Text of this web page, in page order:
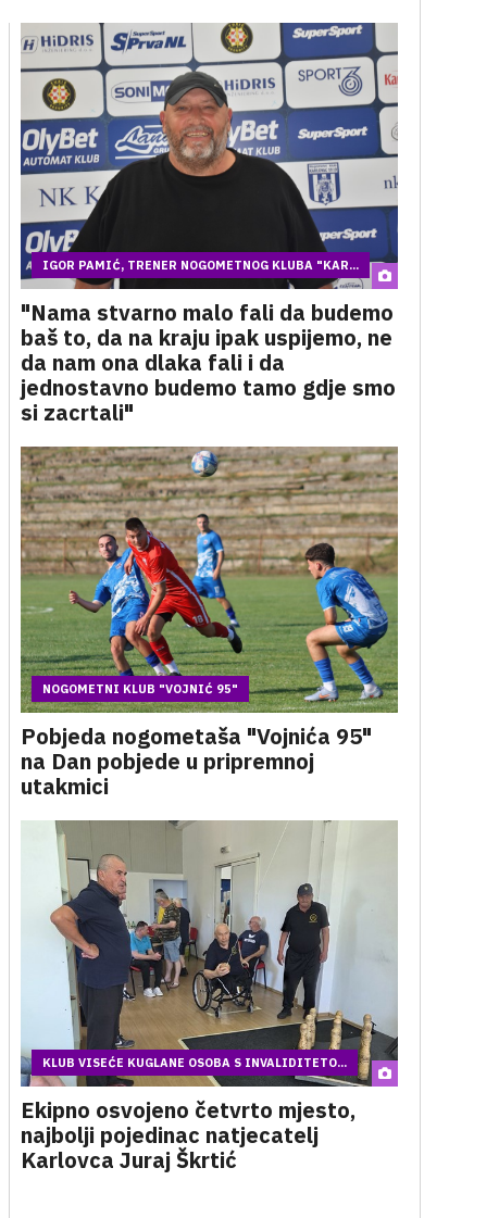
IGOR PAMIĆ, TRENER NOGOMETNOG KLUBA "KAR...
"Nama stvarno malo fali da budemo
baš to, da na kraju ipak uspijemo, ne
da nam ona dlaka fali i da
jednostavno budemo tamo gdje smo
si zacrtali"
NOGOMETNI KLUB "VOJNIĆ 95"
Pobjeda nogometaša "Vojnića 95"
na Dan pobjede u pripremnoj
utakmici
KLUB VISEĆE KUGLANE OSOBA S INVALIDITETO...
Ekipno osvojeno četvrto mjesto,
najbolji pojedinac natjecatelj
Karlovca Juraj Škrtić